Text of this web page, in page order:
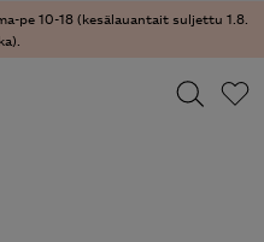
pe 10-18 (kesälauantait suljettu 1.8.